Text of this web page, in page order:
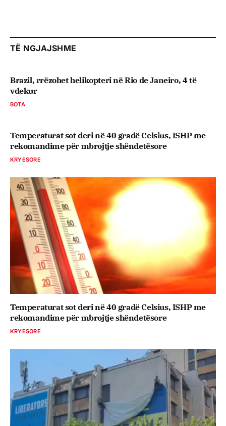
TË NGJAJSHME
Brazil, rrëzohet helikopteri në Rio de Janeiro, 4 të
vdekur
BOTA
Temperaturat sot deri në 40 gradë Celsius, ISHP me
rekomandime për mbrojtje shëndetësore
KRYESORE
Temperaturat sot deri në 40 gradë Celsius, ISHP me
rekomandime për mbrojtje shëndetësore
KRYESORE